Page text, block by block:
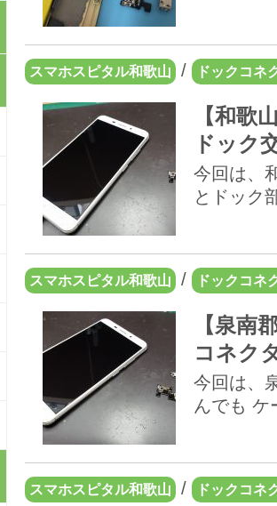
スマホスピタル和歌山 / ドックコネ
【和歌
ドック
今回は、
とドック
スマホスピタル和歌山 / ドックコネ
【泉南
コネク
今回は、
んでも ケ
スマホスピタル和歌山 / ドックコネ